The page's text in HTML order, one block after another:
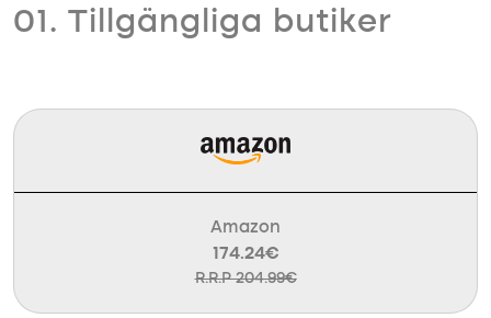
01. Tillgängliga butiker
Amazon
174.24€
R.R.P 204.99€